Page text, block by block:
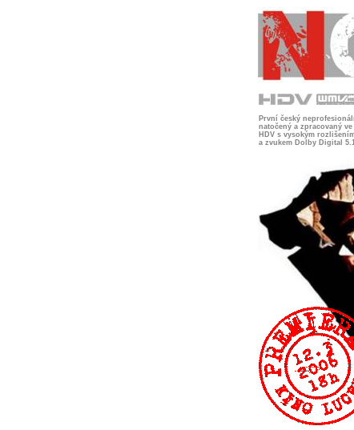
První český
natočený a zpracovaný ve
HDV s vysokým
a zvukem Dolby Digital